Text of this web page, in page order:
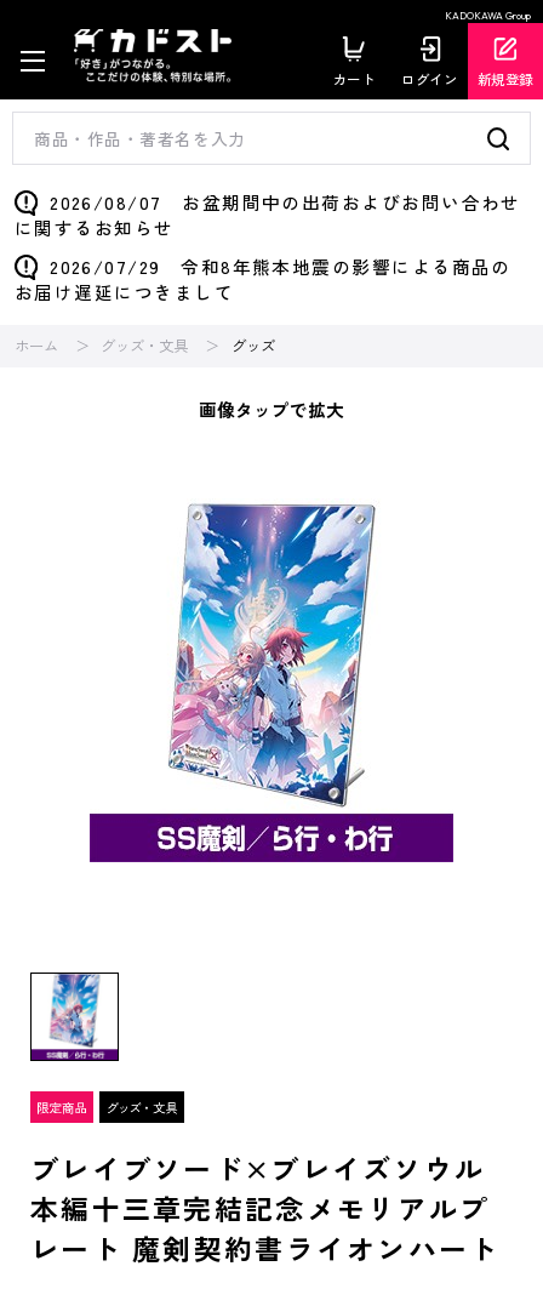
KADOKAWA Group
カート ログイン 新規登録
2026/08/07 お盆期間中の出荷およびお問い合わせ
に関するお知らせ
2026/07/29 令和8年熊本地震の影響による商品の
お届け遅延につきまして
ホーム グッズ・文具 グッズ
画像タップで拡大
ブレイブソード×ブレイズソウル
本編十三章完結記念メモリアルプ
レート 魔剣契約書ライオンハート